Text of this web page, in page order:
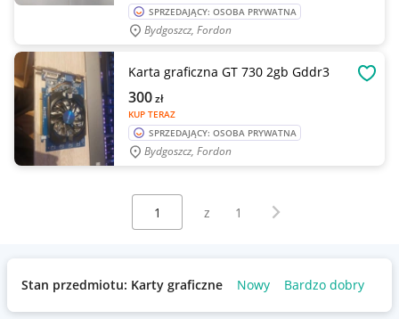
SPRZEDAJĄCY: OSOBA PRYWATNA
Bydgoszcz, Fordon
Karta graficzna GT 730 2gb Gddr3
KUP TERAZ
300zł
SPRZEDAJĄCY: OSOBA PRYWATNA
Bydgoszcz, Fordon
Wybierz stronę:
z 1 Następna strona
Stan przedmiotu: Karty graficzne Nowy Bardzo dobry